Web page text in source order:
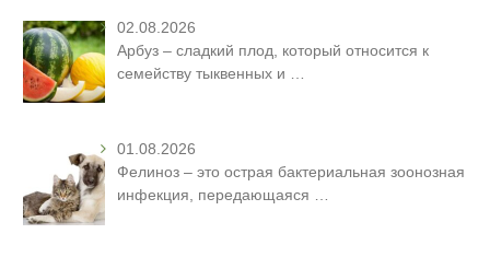
02.08.2026
Арбуз – сладкий плод, который относится к
семейству тыквенных и
01.08.2026
Фелиноз – это острая бактериальная зоонозная
инфекция, передающаяся …